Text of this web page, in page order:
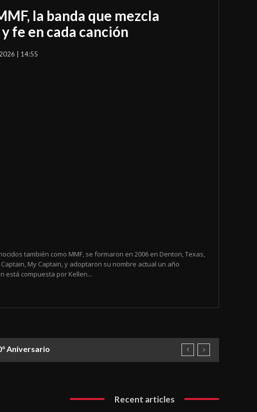
la banda que mezcla
fe en cada canción
| 14:55
también como MMF, se formaron en 2006 en Denton, Texas,
My Captain, y adoptaron su nombre actual un año
está compuesta por Kellen...
Aniversario
Recent articles